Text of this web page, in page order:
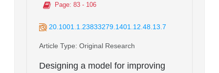
Page: 83 - 106
20.1001.1.23833279.1401.12.48.13.7
Article Type: Original Research
Designing a model for improving